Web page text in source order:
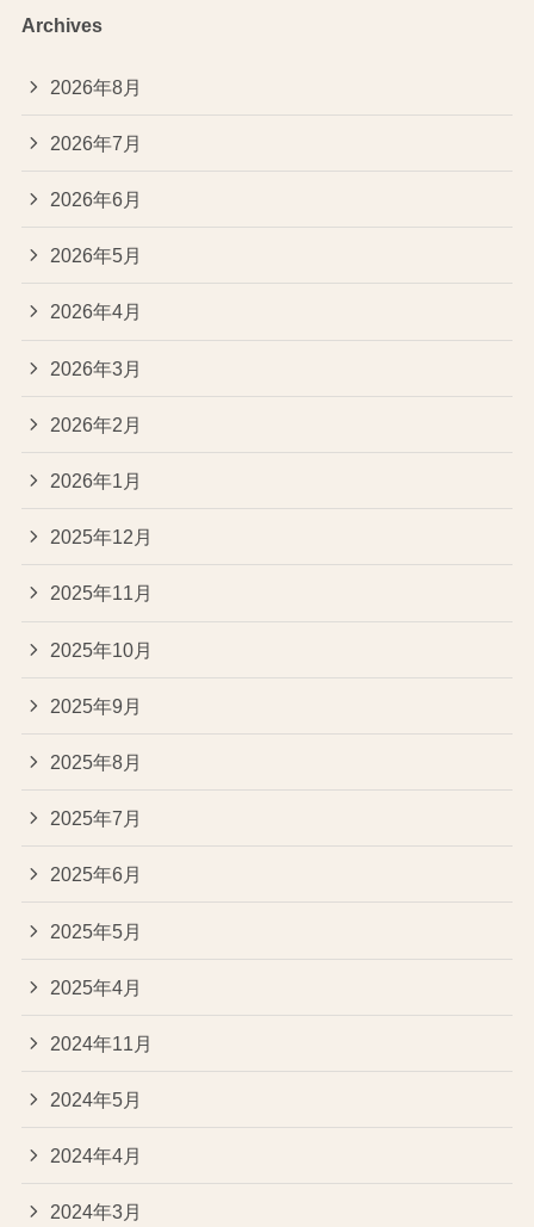
Archives
2026年8月
2026年7月
2026年6月
2026年5月
2026年4月
2026年3月
2026年2月
2026年1月
2025年12月
2025年11月
2025年10月
2025年9月
2025年8月
2025年7月
2025年6月
2025年5月
2025年4月
2024年11月
2024年5月
2024年4月
2024年3月